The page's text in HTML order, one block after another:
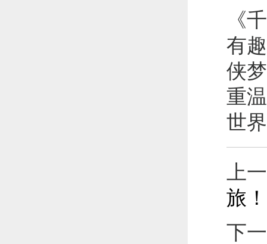
《
有
侠
重
世
上
旅！
下